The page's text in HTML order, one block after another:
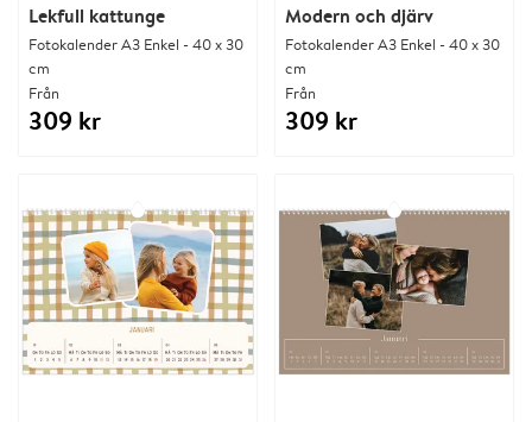
Lekfull kattunge
Fotokalender A3 Enkel - 40 x 30
cm
Från
309 kr
Modern och djärv
Fotokalender A3 Enkel - 40 x 30
cm
Från
309 kr